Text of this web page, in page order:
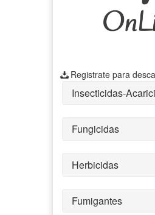
Registrate para
Insecticidas-
Fungicidas
Herbicidas
Fumigantes